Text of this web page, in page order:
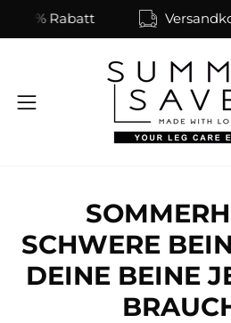
Rabatt
Ouvrir
navigation
SCHWERE
DEINE BEINE